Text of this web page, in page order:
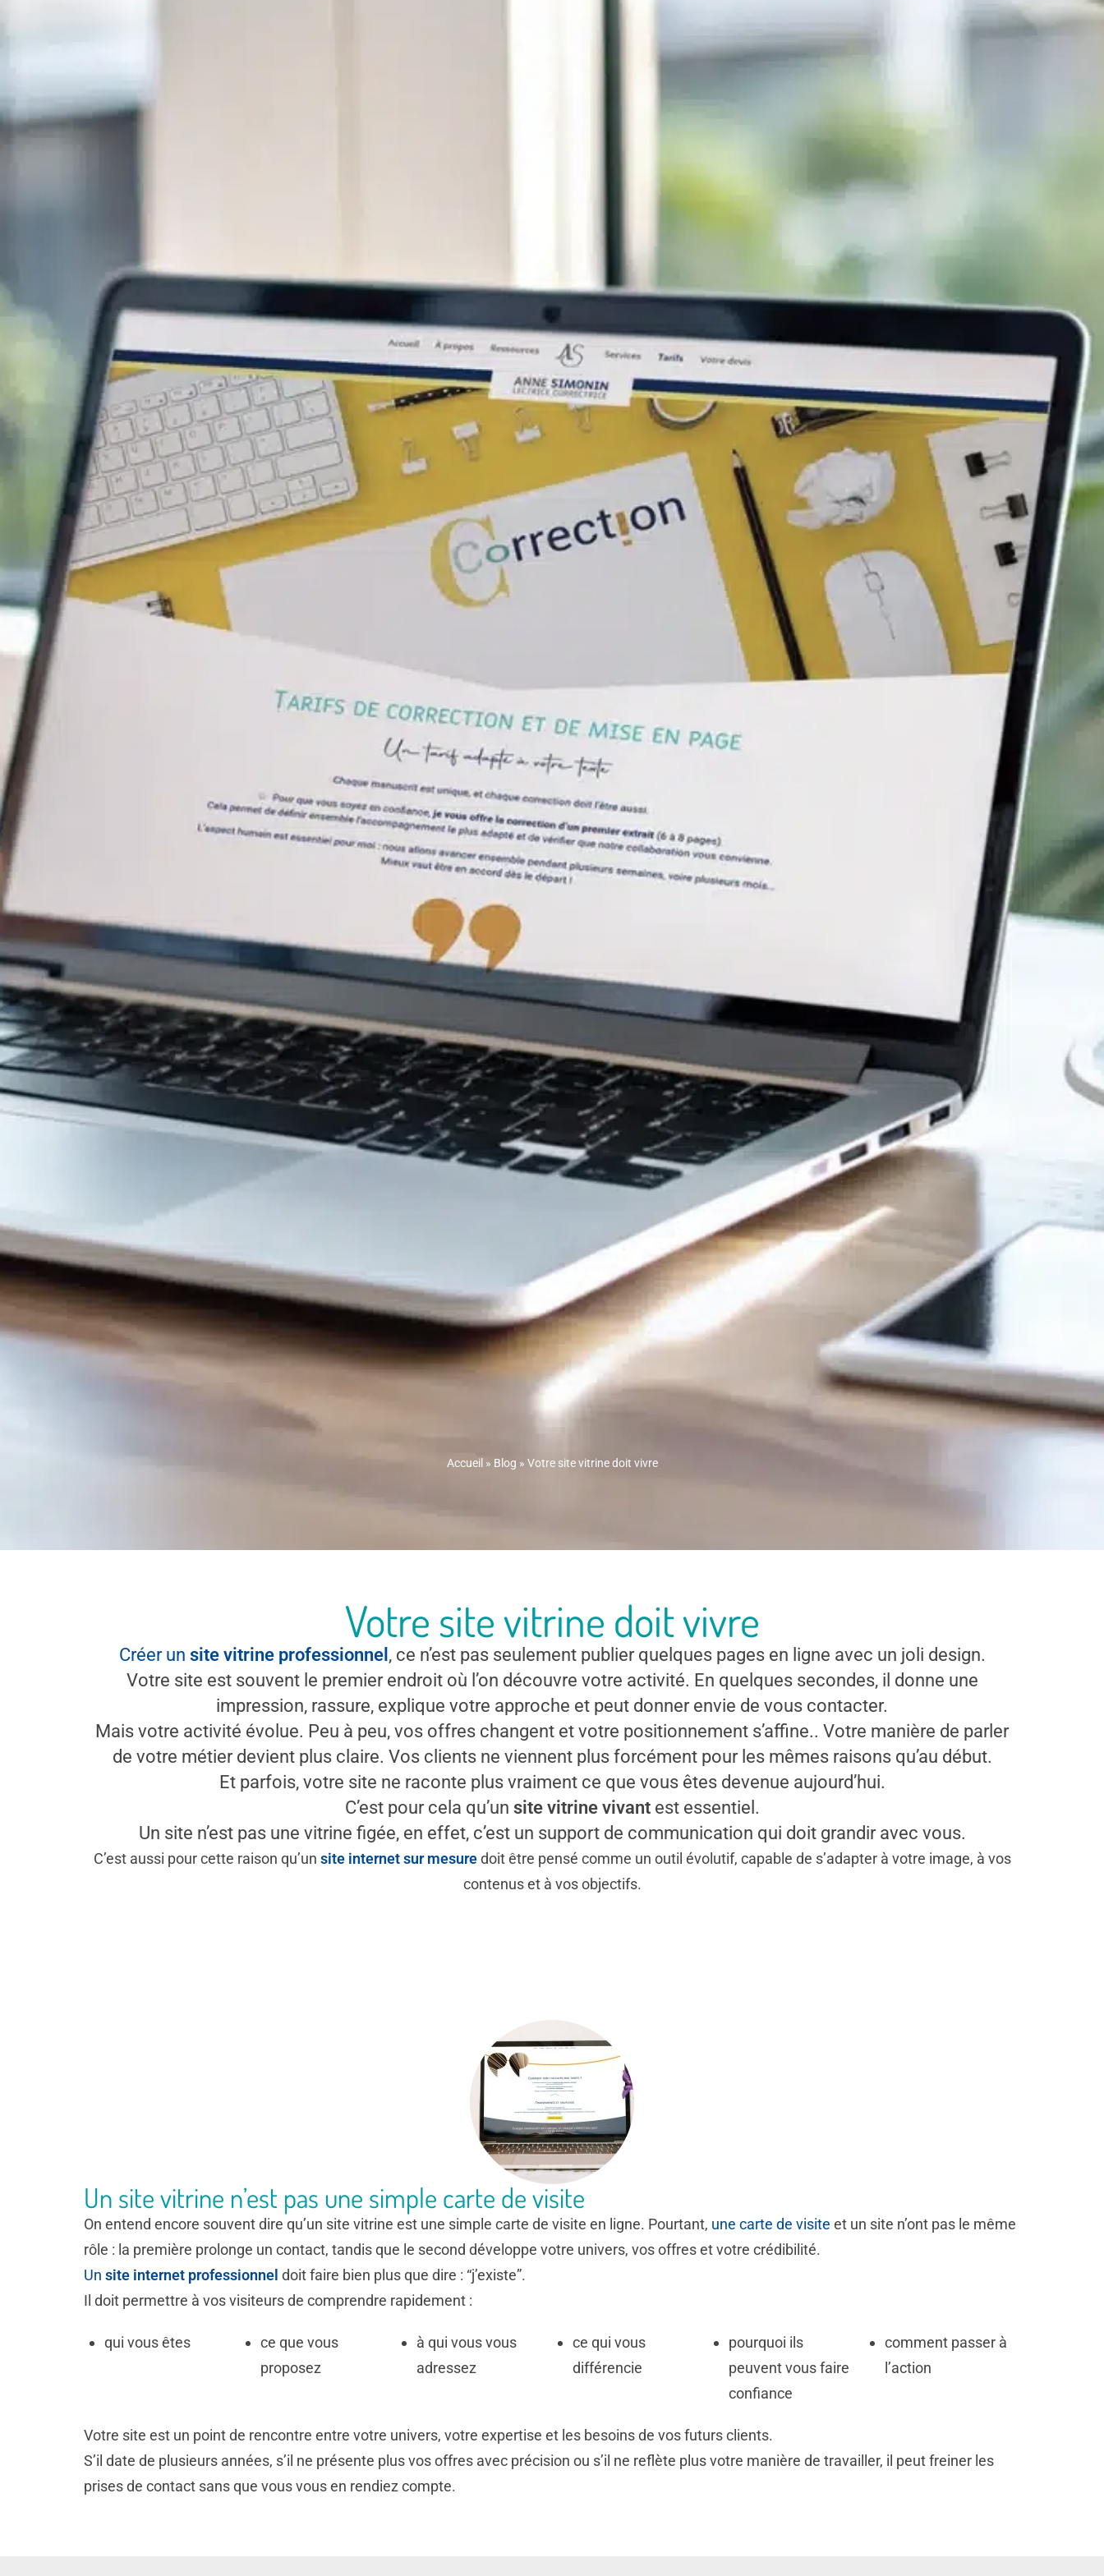
Accueil » Blog » Votre site vitrine doit vivre
Votre site vitrine doit vivre
Créer un site vitrine professionnel , ce n’est pas seulement publier quelques pages en ligne avec un joli design.
Votre site est souvent le premier endroit où l’on découvre votre activité. En quelques secondes, il donne une
impression, rassure, explique votre approche et peut donner envie de vous contacter.
Mais votre activité évolue. Peu à peu, vos offres changent et votre positionnement s’affine.. Votre manière de parler
de votre métier devient plus claire. Vos clients ne viennent plus forcément pour les mêmes raisons qu’au début.
Et parfois, votre site ne raconte plus vraiment ce que vous êtes devenue aujourd’hui.
C’est pour cela qu’un site vitrine vivantest essentiel.
Un site n’est pas une vitrine figée, en effet, c’est un support de communication qui doit grandir avec vous.
C’est aussi pour cette raison qu’un site internet sur mesuredoit être pensé comme un outil évolutif, capable de s’adapter à votre image, à vos
contenus et à vos objectifs.
Un site vitrine n’est pas une simple carte de visite
On entend encore souvent dire qu’un site vitrine est une simple carte de visite en ligne. Pourtant, une carte de visite et un site n’ont pas le même
rôle : la première prolonge un contact, tandis que le second développe votre univers, vos offres et votre crédibilité.
Un site internet professionnel doit faire bien plus que dire : “j’existe”.
Il doit permettre à vos visiteurs de comprendre rapidement :
qui vous êtes
ce que vous
proposez
à qui vous vous
adressez
ce qui vous
différencie
pourquoi ils
peuvent vous faire
confiance
comment passer à
l’action
Votre site est un point de rencontre entre votre univers, votre expertise et les besoins de vos futurs clients.
S’il date de plusieurs années, s’il ne présente plus vos offres avec précision ou s’il ne reflète plus votre manière de travailler, il peut freiner les
prises de contact sans que vous vous en rendiez compte.